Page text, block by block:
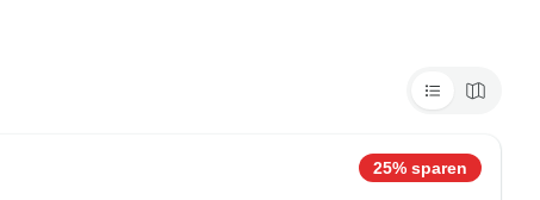
25% sparen